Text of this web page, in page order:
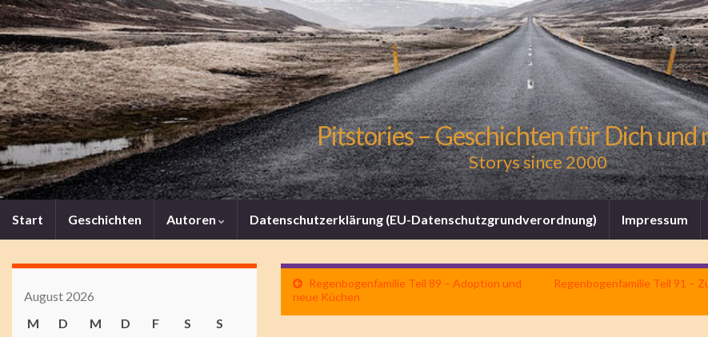
Pitstories – Geschichten für Dich und
Storys since 2000
Start Geschichten Autoren Datenschutzerklärung (EU-Datenschutzgrundverordnung) Impressum
Regenbogenfamilie Teil 89 – Adoption und
neue Küchen
Regenbogenfamilie Teil 91 –
August 2026
M
D M D F S
S